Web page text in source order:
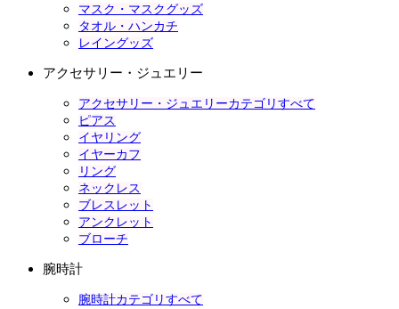
マスク・マスクグッズ
タオル・ハンカチ
レイングッズ
アクセサリー・ジュエリー
アクセサリー・ジュエリーカテゴリすべて
ピアス
イヤリング
イヤーカフ
リング
ネックレス
ブレスレット
アンクレット
ブローチ
腕時計
腕時計カテゴリすべて